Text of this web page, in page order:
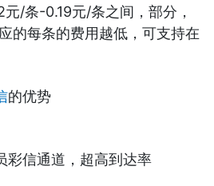
/条-0.19元/条之间，部分，
的每条的费用越低，可支持在
的优势
彩信通道，超高到达率